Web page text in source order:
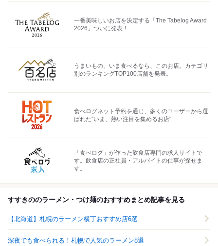
一番美味しいお店を決定する「The Tabelog Award
2026」ついに発表！
うまいもの、いま食べるなら、このお店。カテゴリ
別のランキングTOP100店舗を発表。
食べログネット予約を通じ、多くのユーザーから選
ばれた"いま、熱い注目を集めるお店"
「食べログ」が作った飲食店専門の求人サイトで
す。飲食店の正社員・アルバイトの仕事が探せま
す。
すすきののラーメン・つけ麺のおすすめまとめ記事を見る
【北海道】札幌のラーメン横丁おすすめ店6選
深夜でも食べられる！札幌で人気のラーメン8選